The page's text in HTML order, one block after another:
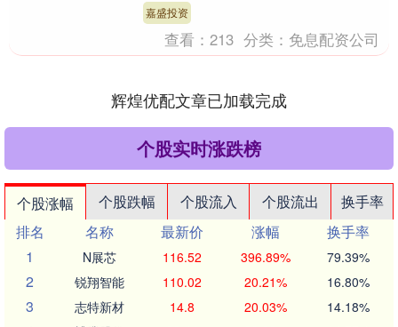
莫过于美国前总统....
嘉盛投资
查看：213 分类： 免息配资公司
辉煌优配文章已加载完成
个股实时涨跌榜
个股涨幅 个股跌幅 个股流入 个股流出
换手率
排名
名称 最新价 涨幅
换手率
1
N展芯 116.52 396.89% 79.39%
2 锐翔智能 110.02 20.21% 16.80%
3 志特新材 14.8 20.03% 14.18%